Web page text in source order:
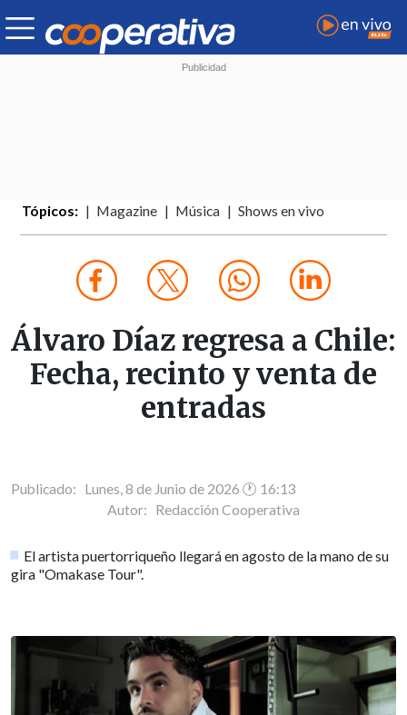
Tópicos: Magazine Música Shows en vivo
Álvaro Díaz regresa a Chile:
Fecha, recinto y venta de
entradas
Publicado: Lunes, 8 de Junio de 2026 🕐 16:13
Autor: Redacción Cooperativa
El artista puertorriqueño llegará en agosto de la mano de su
gira "Omakase Tour".